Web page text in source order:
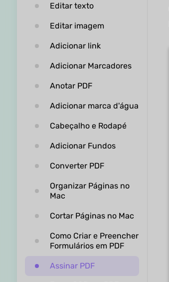
Editar texto
Editar imagem
Adicionar link
Adicionar Marcadores
Anotar PDF
Adicionar marca d'água
Cabeçalho e Rodapé
Adicionar Fundos
Converter PDF
Organizar Páginas no
Mac
Cortar Páginas no Mac
Como Criar e Preencher
Formulários em PDF
Assinar PDF